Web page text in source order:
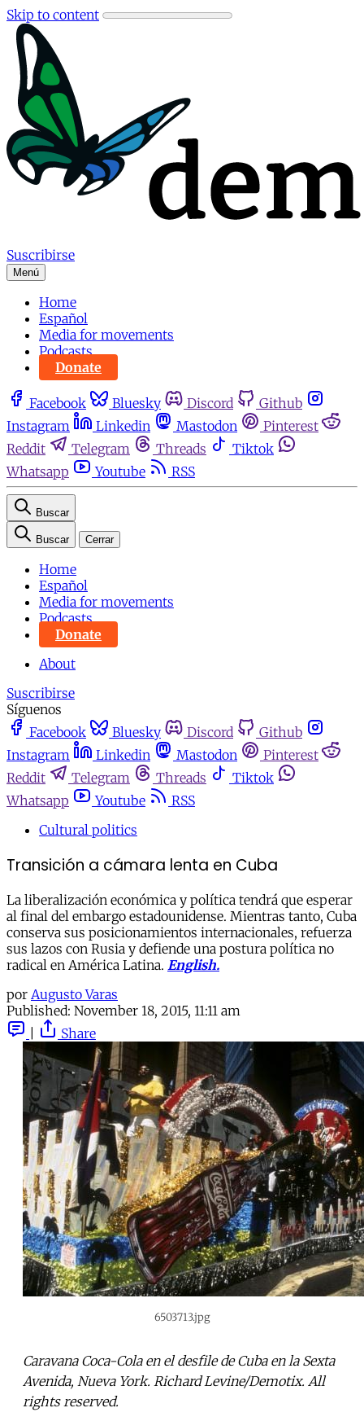
Skip to content
Suscribirse
Menú
Home
Español
Media for movements
Podcasts
Donate
Facebook Bluesky Discord
Github
Instagram
Linkedin Mastodon
Pinterest
Reddit
Telegram Threads
Tiktok
Whatsapp
Youtube RSS
Buscar
Buscar Cerrar
Home
Español
Media for movements
Podcasts
Donate
About
Suscribirse
Síguenos
Facebook
Bluesky Discord
Github
Instagram
Linkedin Mastodon
Pinterest
Reddit
Telegram Threads
Tiktok
Whatsapp
Youtube
RSS
Cultural politics
Transición a cámara lenta en Cuba
La liberalización económica y política tendrá que esperar
al final del embargo estadounidense. Mientras tanto, Cuba
conserva sus posicionamientos internacionales, refuerza
sus lazos con Rusia y defiende una postura política no
radical en América Latina. English.
por Augusto Varas
Published: November 18, 2015, 11:11 am
Share
6503713.jpg
Caravana Coca-Cola en el desfile de Cuba en la Sexta
Avenida, Nueva York. Richard Levine/Demotix. All
rights reserved.